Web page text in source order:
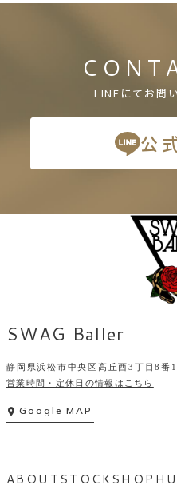
LINEにてお問
公
SWAG Baller
静岡県浜松市中央区高丘西3丁目8番
営業時間・定休日の情報はこちら
Google MAP
ABOUTSTOCKSHOP